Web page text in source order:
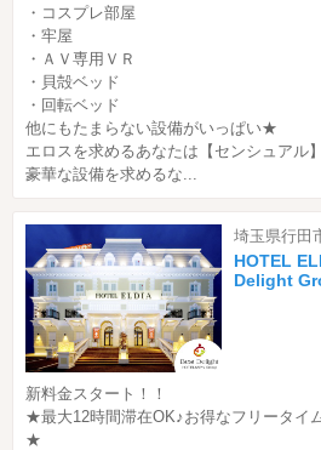
・コスプレ部屋
・牢屋
・ＡＶ専用ＶＲ
・貝殻ベッド
・回転ベッド
他にもたまらない設備がいっぱい★
エロスを求めるあなたは【センシュアル
豪華な設備を求めるな...
埼玉県行田
HOTEL
Delight
新料金スタート！！
★最大12時間滞在OK♪お得なフリータイ
★